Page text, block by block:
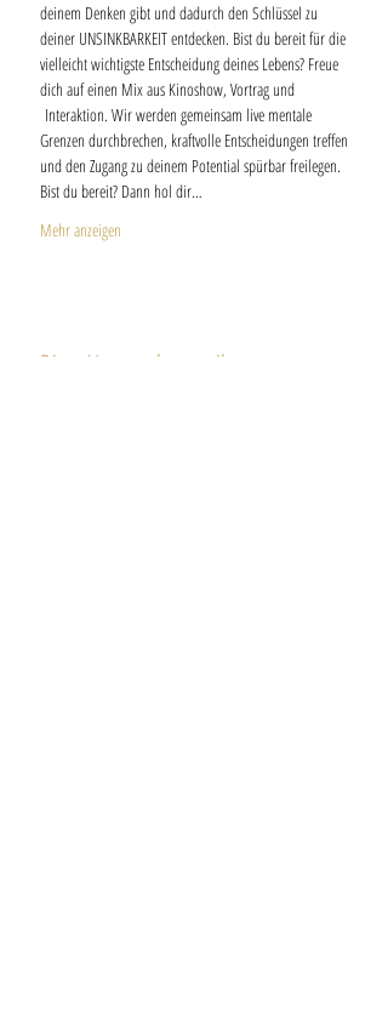
deinem Denken gibt und dadurch den Schlüssel zu
deiner UNSINKBARKEIT entdecken. Bist du bereit für die
vielleicht wichtigste Entscheidung deines Lebens? Freue
dich auf einen Mix aus Kinoshow, Vortrag und
Interaktion. Wir werden gemeinsam live mentale
Grenzen durchbrechen, kraftvolle Entscheidungen treffen
und den Zugang zu deinem Potential spürbar freilegen.
Bist du bereit? Dann hol dir…
Mehr anzeigen
Diese Veranstaltung teilen